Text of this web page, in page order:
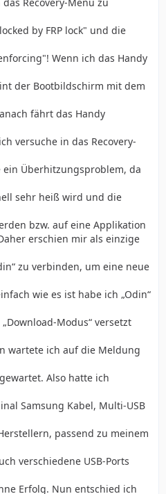
by FRP lock" und die
Wenn ich das Handy
der Bootbildschirm mit dem
fährt das Handy
versuche in das Recovery-
Überhitzungsproblem, da
sehr heiß wird und die
bzw. auf eine Applikation
erschien mir als einzige
zu verbinden, um eine neue
wie es ist habe ich „Odin“
Modus“ versetzt
wartete ich auf die Meldung
Also hatte ich
Samsung Kabel, Multi-USB
passend zu meinem
verschiedene USB-Ports
Erfolg. Nun entschied ich